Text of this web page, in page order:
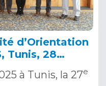
d’Orientation
Tunis, 28
à Tunis, la 27e